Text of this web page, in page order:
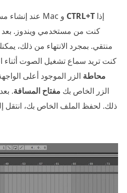
عند إنشاء CTRL+T
كنت من مستخدمي ويندوز. بعد
منتقي. بمجرد الانتهاء من ذلك،
كنت تريد سماع تشغيل الصوت أثناء
محاطة الزر الموجود أعلى
الزر الخاص بك مفتاح المسافة.
ذلك. لحفظ الملف الخاص بك، انتقل